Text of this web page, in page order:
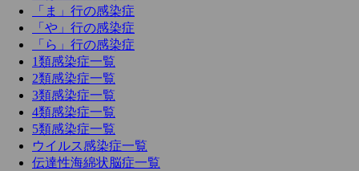
「ま」行の感染症
「や」行の感染症
「ら」行の感染症
1類感染症一覧
2類感染症一覧
3類感染症一覧
4類感染症一覧
5類感染症一覧
ウイルス感染症一覧
伝達性海綿状脳症一覧